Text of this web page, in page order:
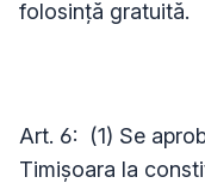
folosință gratuită.
Art. 6: (1) Se
Timişoara la